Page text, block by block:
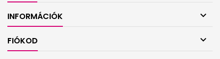
INFORMÁCIÓK 
FIÓKOD 